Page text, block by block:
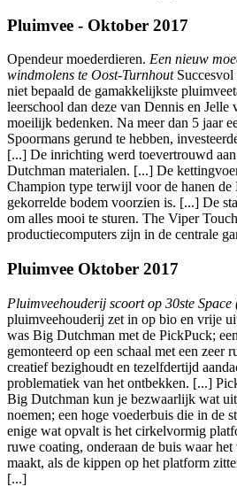
Pluimvee - Oktober 2017
Opendeur moederdieren. Een nieuw
windmolens te Oost-TurnhoutSuccesvol
niet bepaald de gamakkelijkste
leerschool dan deze van Dennis en Jelle
moeilijk bedenken. Na meer dan 5 jaar
Spoormans gerund te hebben,
[...] De inrichting werd toevertrouwd
Dutchman materialen. [...] De
Champion type terwijl voor de hanen de
gekorrelde bodem voorzien is. [...] De
om alles mooi te sturen. The Viper
productiecomputers zijn in de centrale
Pluimvee Oktober 2017
Pluimveehouderij scoort op 30ste Space
pluimveehouderij zet in op bio en vrije
was Big Dutchman met de PickPuck;
gemonteerd op een schaal met een zeer
creatief bezighoudt en tezelfdertijd
problematiek van het ontbekken. [...]
Big Dutchman kun je bezwaarlijk wat
noemen; een hoge voederbuis die in de
enige wat opvalt is het cirkelvormig
ruwe coating, onderaan de buis waar
maakt, als de kippen op het platform
[...]